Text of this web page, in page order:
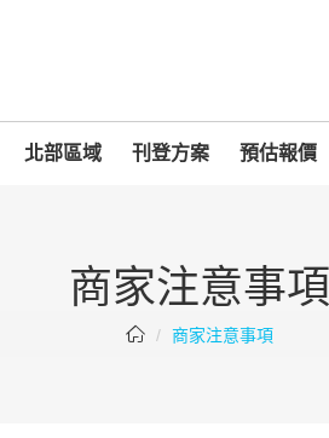
北部區域 刊登方案 預估報價
商家注意事項
商家注意事項